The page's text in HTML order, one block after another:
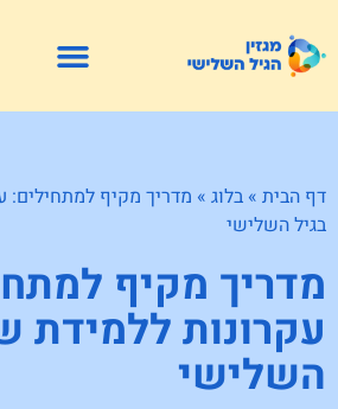
דף הבית » בלוג » מדריך מקיף למתחילים:
בגיל השלישי
מדריך מקיף
עקרונות ללמידת
השלישי